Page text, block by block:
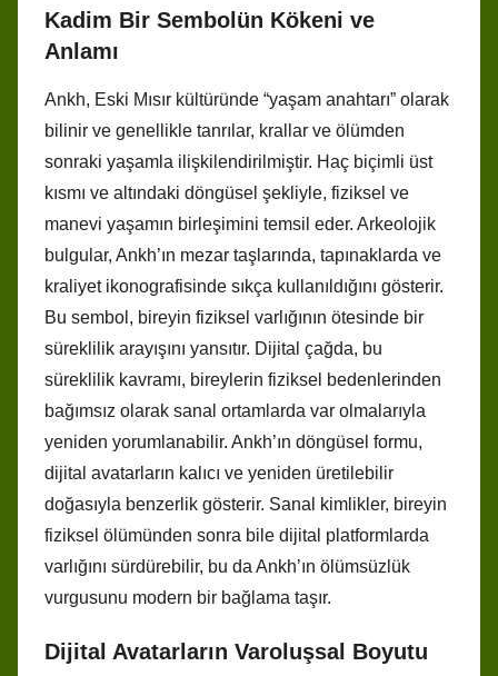
Kadim Bir Sembolün Kökeni ve
Anlamı
Ankh, Eski Mısır kültüründe “yaşam anahtarı” olarak
bilinir ve genellikle tanrılar, krallar ve ölümden
sonraki yaşamla ilişkilendirilmiştir. Haç biçimli üst
kısmı ve altındaki döngüsel şekliyle, fiziksel ve
manevi yaşamın birleşimini temsil eder. Arkeolojik
bulgular, Ankh’ın mezar taşlarında, tapınaklarda ve
kraliyet ikonografisinde sıkça kullanıldığını gösterir.
Bu sembol, bireyin fiziksel varlığının ötesinde bir
süreklilik arayışını yansıtır. Dijital çağda, bu
süreklilik kavramı, bireylerin fiziksel bedenlerinden
bağımsız olarak sanal ortamlarda var olmalarıyla
yeniden yorumlanabilir. Ankh’ın döngüsel formu,
dijital avatarların kalıcı ve yeniden üretilebilir
doğasıyla benzerlik gösterir. Sanal kimlikler, bireyin
fiziksel ölümünden sonra bile dijital platformlarda
varlığını sürdürebilir, bu da Ankh’ın ölümsüzlük
vurgusunu modern bir bağlama taşır.
Dijital Avatarların Varoluşsal Boyutu